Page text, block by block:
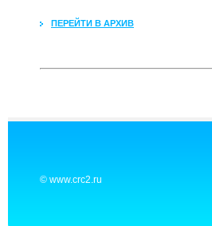
ПЕРЕЙТИ В АРХИВ
© www.crc2.ru